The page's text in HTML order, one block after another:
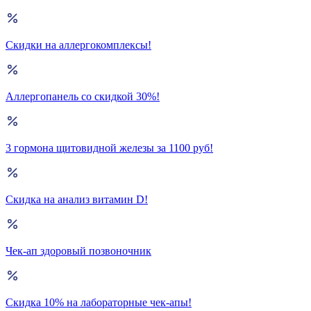
Скидки на аллергокомплексы!
Аллергопанель со скидкой 30%!
3 гормона щитовидной железы за 1100 руб!
Скидка на анализ витамин D!
Чек-ап здоровый позвоночник
Скидка 10% на лабораторные чек-апы!